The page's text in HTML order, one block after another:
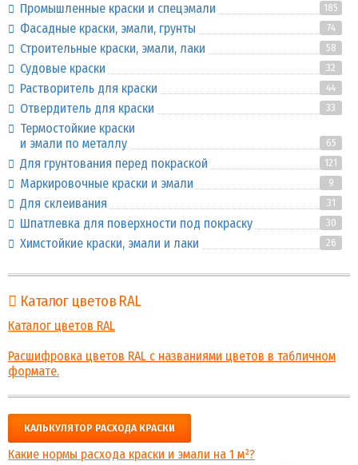
Промышленные краски и спецэмали 185
Фасадные краски, эмали, грунты 74
Строительные краски, эмали, лаки 58
Судовые краски 32
Растворитель для краски 44
Отвердитель для краски 33
Термостойкие краски
и эмали по металлу
65
Для грунтования перед покраской 121
Маркировочные краски и эмали 9
Для склеивания 31
Шпатлевка для поверхности под покраску 30
Химстойкие краски, эмали и лаки 26
Каталог цветов RAL
Каталог цветов RAL
Расшифровка цветов RAL с названиями цветов в табличном
формате.
КАЛЬКУЛЯТОР РАСХОДА КРАСКИ
Какие нормы расхода краски и эмали на 1 м²?